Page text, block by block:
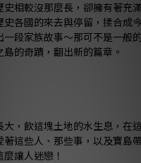
史相較沒那麼長，卻擁有著充
各國的來去與停留，揉合成
一段家族故事～那可不是一般
的奇蹟，翻出新的篇章。
大，飲這塊土地的水生息，在
著這些人、那些事，以及寶島
讓人迷戀！